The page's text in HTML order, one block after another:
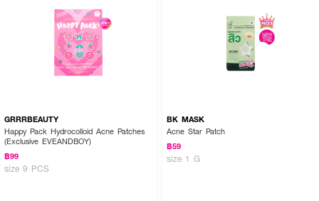
GRRRBEAUTY
Happy Pack Hydrocolloid Acne Patches
(Exclusive EVEANDBOY)
฿99
size 9 PCS
BK MASK
Acne Star Patch
฿59
size 1 G